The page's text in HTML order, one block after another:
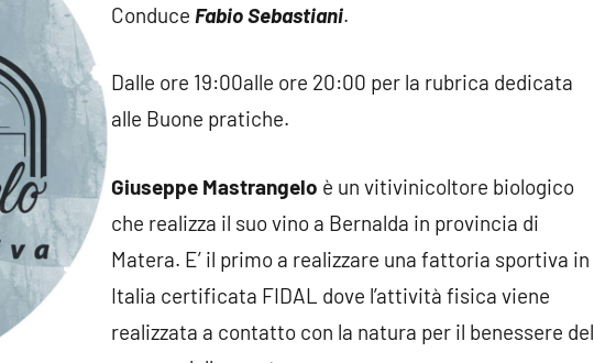
Conduce Fabio Sebastiani.
Dalle ore 19:00alle ore 20:00 per la rubrica dedicata
alle Buone pratiche.
Giuseppe Mastrangelo è un vitivinicoltore biologico
che realizza il suo vino a Bernalda in provincia di
Matera. E’ il primo a realizzare una fattoria sportiva in
Italia certificata FIDAL dove l’attività fisica viene
realizzata a contatto con la natura per il benessere del